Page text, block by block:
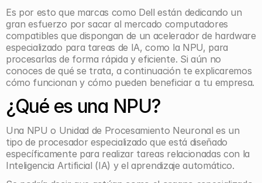
Es por esto que marcas como Dell están dedicando un
gran esfuerzo por sacar al mercado computadores
compatibles que dispongan de un acelerador de hardware
especializado para tareas de IA, como la NPU, para
procesarlas de forma rápida y eficiente. Si aún no
conoces de qué se trata, a continuación te explicaremos
cómo funcionan y cómo pueden beneficiar a tu empresa.
¿Qué es una NPU?
Una NPU o Unidad de Procesamiento Neuronal es un
tipo de procesador especializado que está diseñado
específicamente para realizar tareas relacionadas con la
Inteligencia Artificial (IA) y el aprendizaje automático.